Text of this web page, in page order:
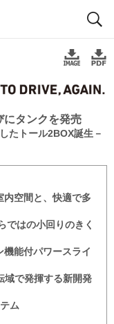
にタンクを発売
た トール2BOX誕生－
内空間と、快適で多
ではの小回りのきく
能付パワースライ
域で発揮する新開発
ム